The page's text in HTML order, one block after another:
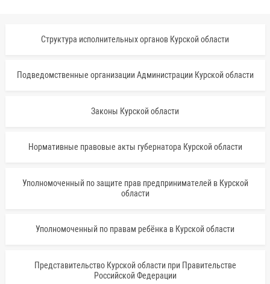
Структура исполнительных органов Курской области
Подведомственные организации Администрации Курской области
Законы Курской области
Нормативные правовые акты губернатора Курской области
Уполномоченный по защите прав предпринимателей в Курской
области
Уполномоченный по правам ребёнка в Курской области
Представительство Курской области при Правительстве
Российской Федерации